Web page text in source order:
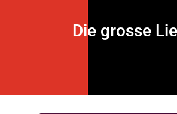
Die grosse